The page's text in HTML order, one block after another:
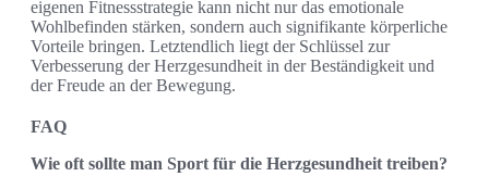
eigenen Fitnessstrategie kann nicht nur das emotionale
Wohlbefinden stärken, sondern auch signifikante körperliche
Vorteile bringen. Letztendlich liegt der Schlüssel zur
Verbesserung der Herzgesundheit in der Beständigkeit und
der Freude an der Bewegung.
FAQ
Wie oft sollte man Sport für die Herzgesundheit treiben?